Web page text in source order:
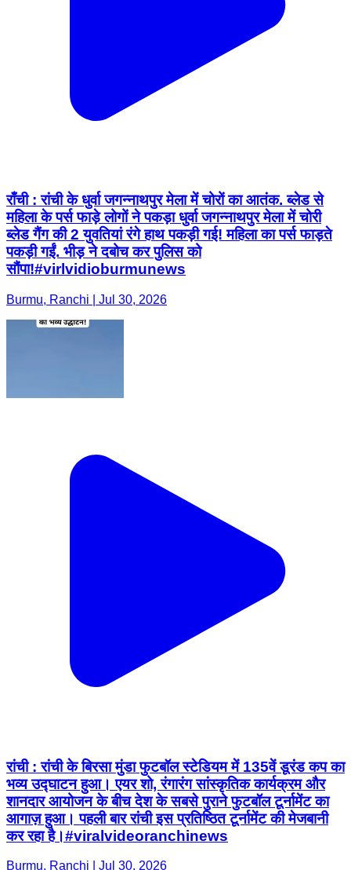
राँची : रांची के धुर्वा जगन्नाथपुर मेला में चोरों का आतंक. ब्लेड से
महिला के पर्स फाड़े लोगों ने पकड़ा धुर्वा जगन्नाथपुर मेला में चोरी
ब्लेड गैंग की 2 युवतियां रंगे हाथ पकड़ी गई! महिला का पर्स फाड़ते
पकड़ी गईं. भीड़ ने दबोच कर पुलिस को
सौंपा!#virlvidioburmunews
Burmu, Ranchi | Jul 30, 2026
रांची : रांची के बिरसा मुंडा फुटबॉल स्टेडियम में 135वें डूरंड कप का
भव्य उद्घाटन हुआ। एयर शो, रंगारंग सांस्कृतिक कार्यक्रम और
शानदार आयोजन के बीच देश के सबसे पुराने फुटबॉल टूर्नामेंट का
आगाज़ हुआ। पहली बार रांची इस प्रतिष्ठित टूर्नामेंट की मेजबानी
कर रहा है।#viralvideoranchinews
Burmu, Ranchi | Jul 30, 2026